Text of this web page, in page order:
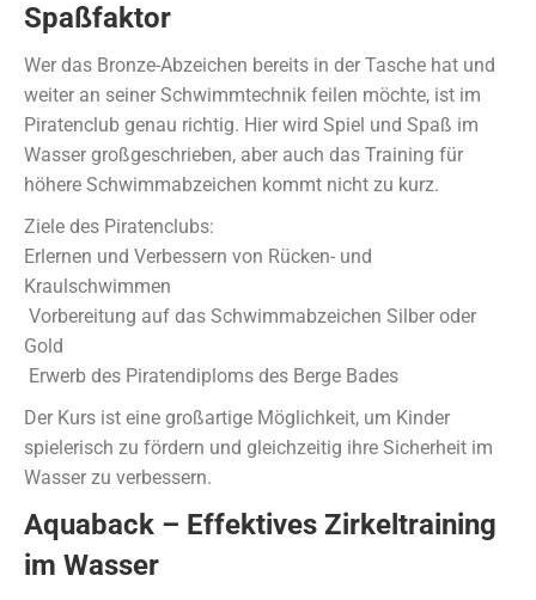
Spaßfaktor
Wer das Bronze-Abzeichen bereits in der Tasche hat und
weiter an seiner Schwimmtechnik feilen möchte, ist im
Piratenclub genau richtig. Hier wird Spiel und Spaß im
Wasser großgeschrieben, aber auch das Training für
höhere Schwimmabzeichen kommt nicht zu kurz.
Ziele des Piratenclubs:
Erlernen und Verbessern von Rücken- und
Kraulschwimmen
Vorbereitung auf das Schwimmabzeichen Silber oder
Gold
Erwerb des Piratendiploms des Berge Bades
Der Kurs ist eine großartige Möglichkeit, um Kinder
spielerisch zu fördern und gleichzeitig ihre Sicherheit im
Wasser zu verbessern.
Aquaback – Effektives Zirkeltraining
im Wasser